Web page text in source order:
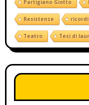
Partigiano Giotto
Resistenze
Teatro Tesi di